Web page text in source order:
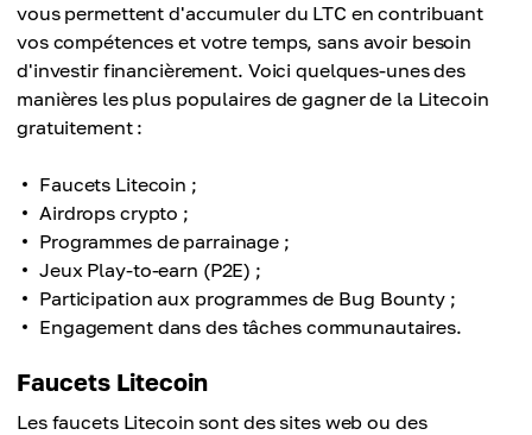
vous permettent d'accumuler du LTC en contribuant
vos compétences et votre temps, sans avoir besoin
d'investir financièrement. Voici quelques-unes des
manières les plus populaires de gagner de la Litecoin
gratuitement :
Faucets Litecoin ;
Airdrops crypto ;
Programmes de parrainage ;
Jeux Play-to-earn (P2E) ;
Participation aux programmes de Bug Bounty ;
Engagement dans des tâches communautaires.
Faucets Litecoin
Les faucets Litecoin sont des sites web ou des